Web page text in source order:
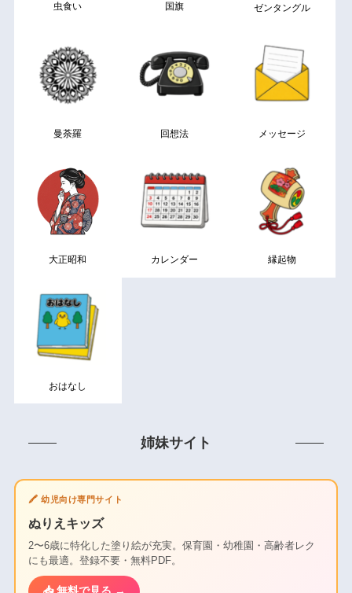
虫食い 国旗 ゼンタングル
曼荼羅 回想法 メッセージ
大正昭和 カレンダー 縁起物
おはなし
姉妹サイト
🖍️ 幼児向け専門サイト
ぬりえキッズ
2〜6歳に特化した塗り絵が充実。保育園・幼稚園・高齢者レク
にも最適。登録不要・無料PDF。